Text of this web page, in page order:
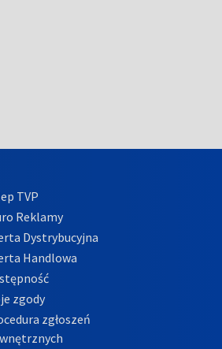
TVP
Reklamy
Dystrybucyjna
Handlowa
zgody
zgłoszeń